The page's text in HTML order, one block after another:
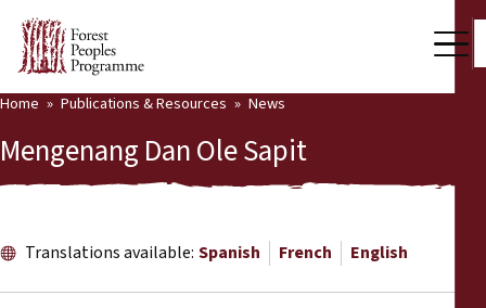
Our Work
Community Voices
Home Publications & Resources News
Mengenang Dan Ole Sapit
Translations available: Spanish French English